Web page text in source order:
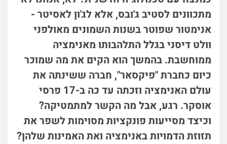
מתכוונים לסטיב ג'ובס, אלא לג'ון לאסיטר -
אנימטור שפוטר בשנות השמונים מאולפני
וולט דיסני בגלל התלהבותו מאנימציה
ממוחשבת. בהמשך הוא הקים את מה שמוכר
כיום כחברת "פיקסאר", חברה ששינתה את
עולם האנימציה וזכתה עד כה ב-17 פרסי
אוסקר. רגע, אבל מה הקשר למתמטיקה?
וכיצד מסייעות פונקציות מסוימות לשפר את
תזוזת הדמויות באנימציה ואת האמינות שלהן?